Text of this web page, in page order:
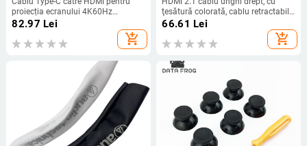
proiecția ecranului 4K60Hz
Nintendo Switch 2 Gen, 2 m
82.97 Lei
add_shopping_cart
ţesătură colorată, cablu retractabil
cu arc, 1 m, video 8K
66.61 Lei
add_shopping_cart